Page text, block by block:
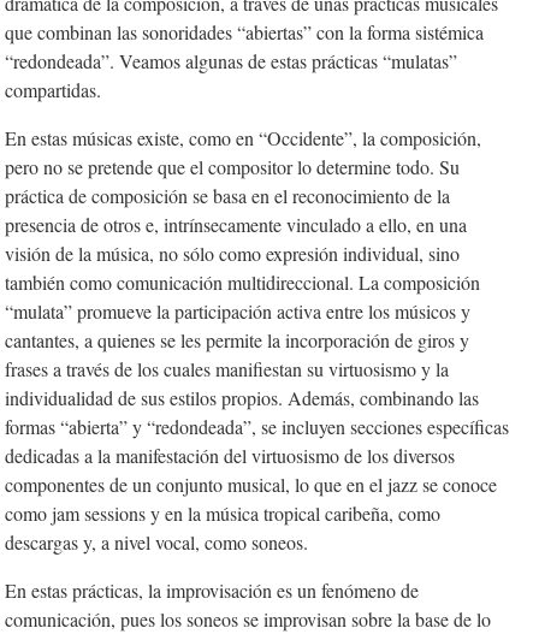
que combinan las sonoridades “abiertas” con la forma sistémica
“redondeada”. Veamos algunas de estas prácticas “mulatas”
compartidas.
En estas músicas existe, como en “Occidente”, la composición,
pero no se pretende que el compositor lo determine todo. Su
práctica de composición se basa en el reconocimiento de la
presencia de otros e, intrínsecamente vinculado a ello, en una
visión de la música, no sólo como expresión individual, sino
también como comunicación multidireccional. La composición
“mulata” promueve la participación activa entre los músicos y
cantantes, a quienes se les permite la incorporación de giros y
frases a través de los cuales manifiestan su virtuosismo y la
individualidad de sus estilos propios. Además, combinando las
formas “abierta” y “redondeada”, se incluyen secciones específicas
dedicadas a la manifestación del virtuosismo de los diversos
componentes de un conjunto musical, lo que en el jazz se conoce
comojam sessionsy en la música tropical caribeña, como
descargas y, a nivel vocal, como soneos.
En estas prácticas, la improvisación es un fenómeno de
comunicación, pues los soneos se improvisan sobre la base de lo